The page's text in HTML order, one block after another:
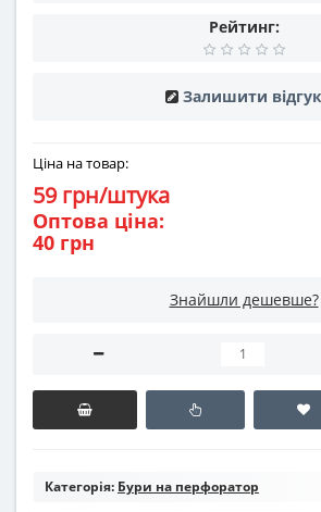
Рейтинг:
Залишити відгук
Ціна на товар:
59 грн/штука
Оптова ціна:
40 грн
Знайшли дешевше?
Категорія: Бури на перфоратор